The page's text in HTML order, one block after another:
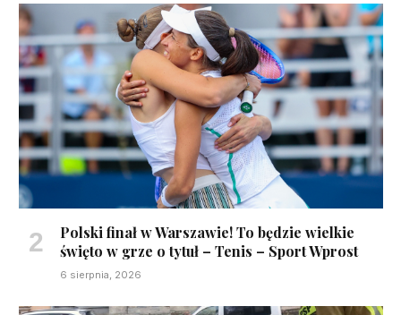
Polski finał w Warszawie! To będzie wielkie
święto w grze o tytuł – Tenis – Sport Wprost
6 sierpnia, 2026